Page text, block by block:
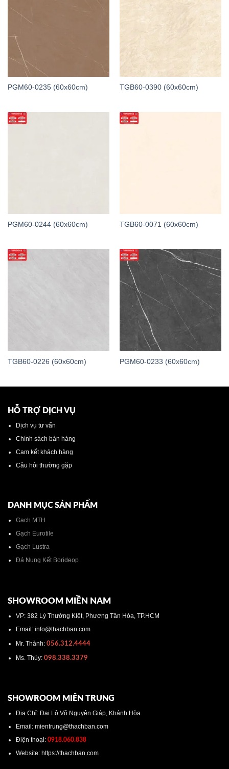
PGM60-0235 (60x60cm) TGB60-0390 (60x60cm)
PGM60-0244 (60x60cm) TGB60-0071 (60x60cm)
TGB60-0226 (60x60cm) PGM60-0233 (60x60cm)
HỖ TRỢ DỊCH VỤ
Dịch vụ tư vấn
Chính sách bán hàng
Cam kết khách hàng
Câu hỏi thường gặp
DANH MỤC SẢN PHẨM
Gạch MTH
Gạch Eurotile
Gạch Lustra
Đá Nung Kết Borideop
SHOWROOM MIỀN NAM
VP: 382 Lý Thường KIệt, Phương Tân Hòa, TP.HCM
Email: info@thachban.com
Mr. Thành:056.312.4444
Ms. Thùy: 098.338.3379
SHOWROOM MIÊN TRUNG
Địa Chỉ: Đại Lộ Võ Nguyên Giáp, Khánh Hòa
Email: mientrung@thachban.com
Điện thoại: 0918.060.838
Website: https://thachban.com